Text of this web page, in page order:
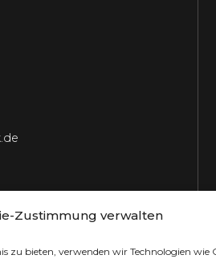
Zustimmung verwalten
zu bieten, verwenden wir Technologien wie
Alle Rechte vorbehalten